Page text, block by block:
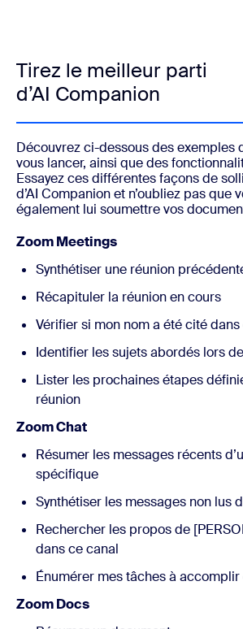
Tirez le meilleur parti
d’AI Companion
Découvrez ci-dessous des exemples
vous lancer, ainsi que des
Essayez ces différentes façons de
d’AI Companion et n’oubliez pas que
également lui soumettre vos
Zoom Meetings
Synthétiser une réunion
Récapituler la réunion en cours
Vérifier si mon nom a été cité
Identifier les sujets abordés lors
Lister les prochaines étapes
réunion
Zoom Chat
Résumer les messages récents
spécifique
Synthétiser les messages non lus
Rechercher les propos de
dans ce canal
Énumérer mes tâches à
Zoom Docs